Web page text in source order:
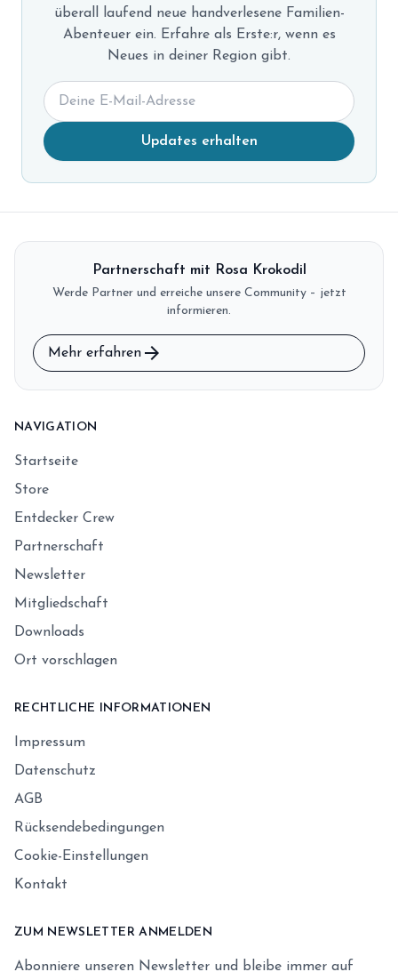
überall laufend neue handverlesene Familien-
Abenteuer ein. Erfahre als Erste:r, wenn es
Neues in deiner Region gibt.
Updates erhalten
Partnerschaft mit Rosa Krokodil
Werde Partner und erreiche unsere Community – jetzt
informieren.
Mehr erfahren arrow_forward
NAVIGATION
Startseite
Store
Entdecker Crew
Partnerschaft
Newsletter
Mitgliedschaft
Downloads
Ort vorschlagen
RECHTLICHE INFORMATIONEN
Impressum
Datenschutz
AGB
Rücksendebedingungen
Cookie-Einstellungen
Kontakt
ZUM NEWSLETTER ANMELDEN
Abonniere unseren Newsletter und bleibe immer auf